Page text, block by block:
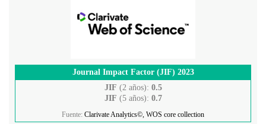
Journal Impact Factor (JIF) 2023
JIF (2 años): 0.5
JIF (5 años): 0.7
Fuente: Clarivate Analytics©, WOS core collection